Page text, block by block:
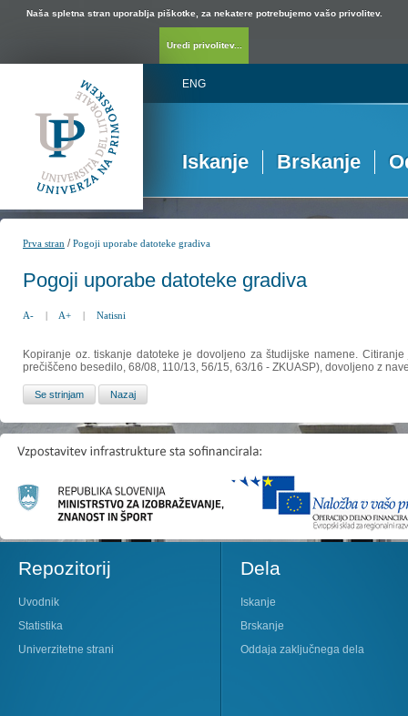
Naša spletna stran uporablja piškotke, za nekatere potrebujemo vašo privolitev.
Uredi privolitev...
ENG
Iskanje Brskanje
Prva stran /Pogoji uporabe datoteke gradiva
Pogoji uporabe datoteke gradiva
A- | A+ | Natisni
Kopiranje oz. tiskanje datoteke je dovoljeno za študijske namene.
prečiščeno besedilo, 68/08, 110/13, 56/15, 63/16 - ZKUASP), dovoljeno z
Repozitorij
Uvodnik
Statistika
Univerzitetne strani
Dela
Iskanje
Brskanje
Oddaja zaključnega dela